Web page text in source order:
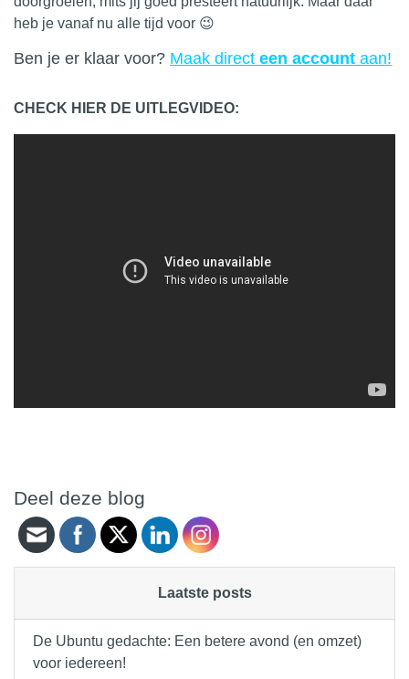
heb je vanaf nu alle tijd voor 😉
Ben je er klaar voor? Maak direct een account aan!
CHECK HIER DE UITLEGVIDEO:
Deel deze blog
Laatste posts
De Ubuntu gedachte: Een betere avond (en omzet)
voor iedereen!